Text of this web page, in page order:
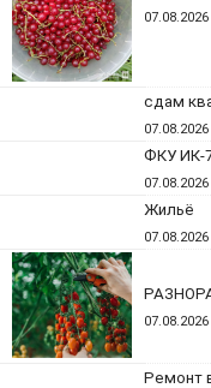
07.08.2026
сдам
07.08.2026
ФКУ ИК-
07.08.2026
Жильё
07.08.2026
07.08.2026
Ремонт